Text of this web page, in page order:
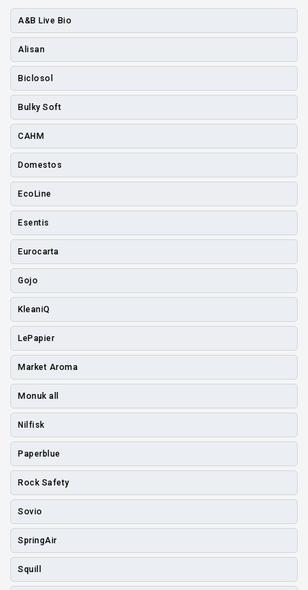
A&B Live Bio
Alisan
Biclosol
Bulky Soft
CAHM
Domestos
EcoLine
Esentis
Eurocarta
Gojo
KleaniQ
LePapier
Market Aroma
Monuk all
Nilfisk
Paperblue
Rock Safety
Sovio
SpringAir
Squill